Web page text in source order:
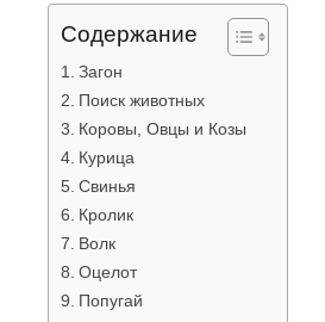
Содержание
Загон
Поиск животных
Коровы, Овцы и Козы
Курица
Свинья
Кролик
Волк
Оцелот
Попугай